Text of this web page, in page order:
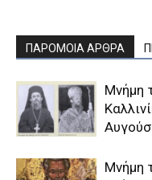
ΠΑΡΟΜΟΙΑ ΑΡΘΡΑ
Μνήμη
Μνήμη